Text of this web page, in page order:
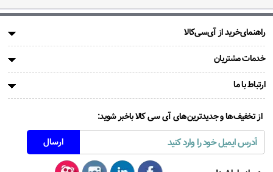
راهنمای‌خرید از آی‌سی‌کالا
خدمات مشتریان
ارتباط با ما
از تخفیف‌ها و جدیدترین‌های آی سی کالا باخبر شوید: